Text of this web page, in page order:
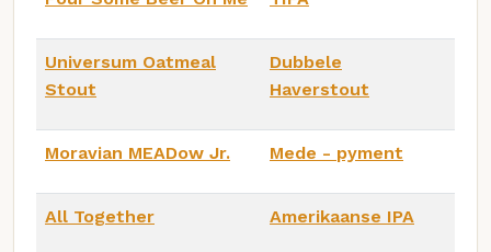
Universum Oatmeal
Stout
Dubbele
Haverstout
Moravian MEADow Jr. Mede - pyment
All Together Amerikaanse IPA